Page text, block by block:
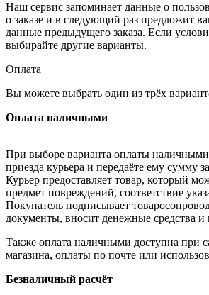
Наш сервис запоминает данные о
о заказе и в следующий раз предложит
данные предыдущего заказа. Если
выбирайте другие варианты.
Оплата
Вы можете выбрать один из трёх
Оплата наличными
При выборе варианта оплаты
приезда курьера и передаёте ему сумму
Курьер предоставляет товар, который
предмет повреждений, соответствие
Покупатель подписывает
документы, вносит денежные средства и
Также оплата наличными доступна при
магазина, оплаты по почте или
Безналичный расчёт